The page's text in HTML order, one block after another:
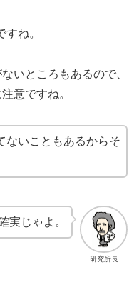
ね。
いところもあるので、
意ですね。
ないこともあるからそ
研究所長
実じゃよ。